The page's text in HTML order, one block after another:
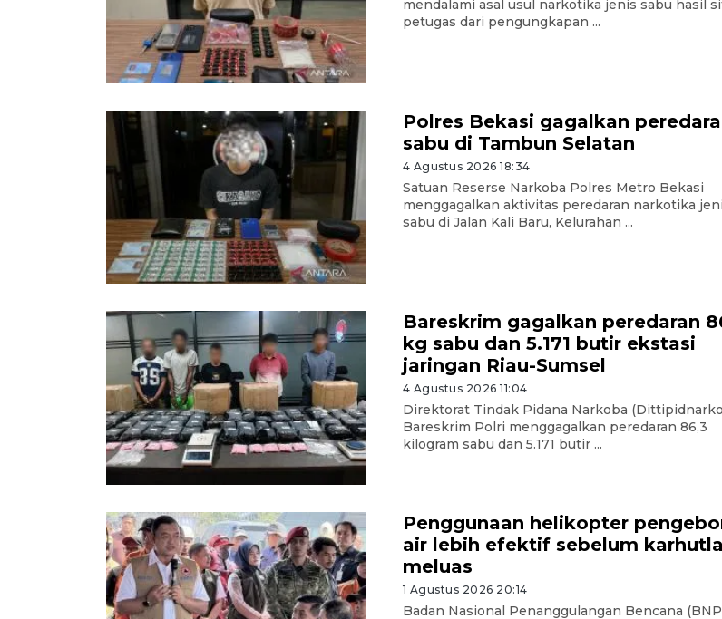
mendalami asal usul narkotika jenis sabu hasil
petugas dari pengungkapan ...
Polres Bekasi gagalkan
sabu di Tambun Selatan
4 Agustus 2026 18:34
Satuan Reserse Narkoba Polres Metro Bekasi
menggagalkan aktivitas peredaran narkotika
sabu di Jalan Kali Baru, Kelurahan ...
Bareskrim gagalkan peredaran
kg sabu dan 5.171 butir ekstasi
jaringan Riau-Sumsel
4 Agustus 2026 11:04
Direktorat Tindak Pidana Narkoba
Bareskrim Polri menggagalkan peredaran 86,3
kilogram sabu dan 5.171 butir ...
Penggunaan helikopter
air lebih efektif sebelum karhutla
meluas
1 Agustus 2026 20:14
Badan Nasional Penanggulangan Bencana